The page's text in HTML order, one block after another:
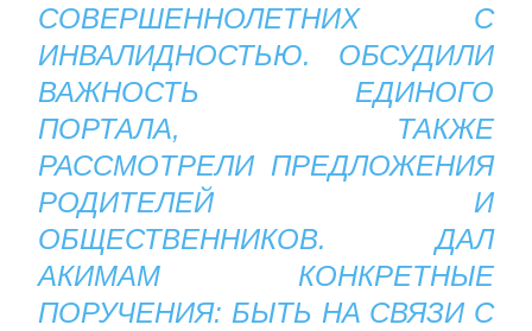
СОВЕРШЕННОЛЕТНИХ С
ИНВАЛИДНОСТЬЮ. ОБСУДИЛИ
ВАЖНОСТЬ ЕДИНОГО
ПОРТАЛА, ТАКЖЕ
РАССМОТРЕЛИ ПРЕДЛОЖЕНИЯ
РОДИТЕЛЕЙ И
ОБЩЕСТВЕННИКОВ. ДАЛ
АКИМАМ КОНКРЕТНЫЕ
ПОРУЧЕНИЯ: БЫТЬ НА СВЯЗИ С